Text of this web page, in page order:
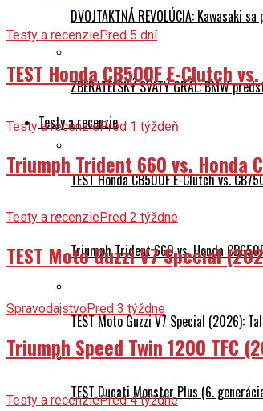
DVOJTAKTNÁ REVOLÚCIA:
ZBERATEĽSKÝ SVÄTÝ GRÁL: BMW
Testy a recenzie
TEST Honda CB500F E-Clutch vs.
Triumph Trident 660 vs. Honda
TEST Moto Guzzi V7 Special (2026):
TEST Ducati Monster Plus (6.
Testy a recenziePred 5 dní
TEST Honda CB500F E-Clutch
Testy a recenziePred 1 týždeň
Triumph Trident 660 vs. Honda
Testy a recenziePred 2 týždne
TEST Moto Guzzi V7 Special
SpravodajstvoPred 3 týždne
Triumph Speed Twin 1200
Testy a recenziePred 4 týždne